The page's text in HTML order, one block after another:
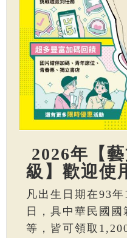
2026年【
級】歡迎使
凡出生日期在93
日，具中華民國
等，皆可領取